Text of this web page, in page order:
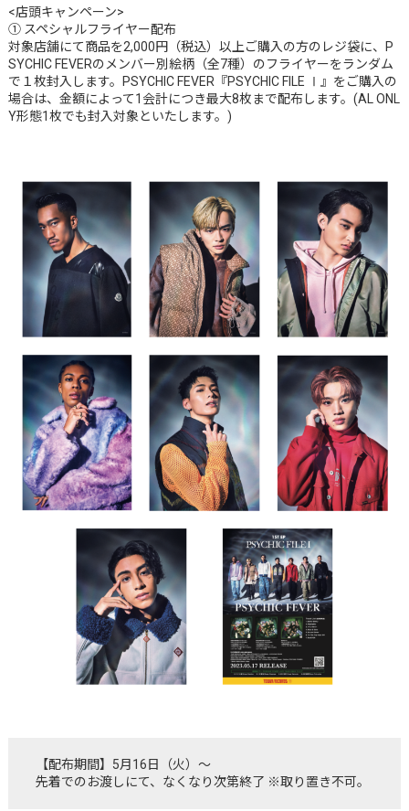
<店頭キャンペーン>
① スペシャルフライヤー配布
対象店舗にて商品を2,000円（税込）以上ご購入の方のレジ袋に、P
SYCHIC FEVERのメンバー別絵柄（全7種）のフライヤーをランダム
で１枚封入します。PSYCHIC FEVER『PSYCHIC FILE Ⅰ』をご購入の
場合は、金額によって1会計につき最大8枚まで配布します。(AL ONL
Y形態1枚でも封入対象といたします。)
【配布期間】5月16日（火）～
先着でのお渡しにて、なくなり次第終了 ※取り置き不可。